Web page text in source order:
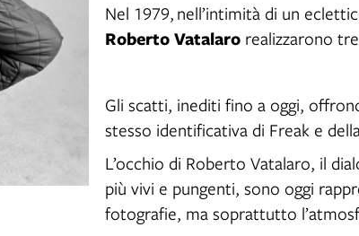
Nel 1979, nell’intimità di un
Roberto Vatalaro realizzarono
Gli scatti, inediti fino a oggi,
stesso identificativa di Freak e
L’occhio di Roberto Vatalaro, il
più vivi e pungenti, sono oggi
fotografie, ma soprattutto